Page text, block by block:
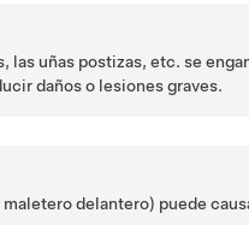
las uñas postizas, etc. se
daños o lesiones graves.
maletero delantero) puede